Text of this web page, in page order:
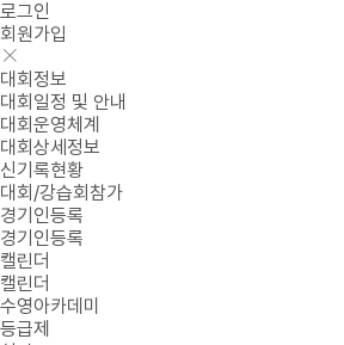
로그인
회원가입
대회정보
대회일정 및 안내
대회운영체계
대회상세정보
신기록현황
대회/강습회참가
경기인등록
경기인등록
캘린더
캘린더
수영아카데미
등급제